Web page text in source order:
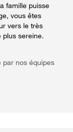
famille puisse
vous êtes
vers le très
sereine.
par nos équipes